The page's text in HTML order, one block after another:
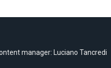
manager: Luciano Tancredi